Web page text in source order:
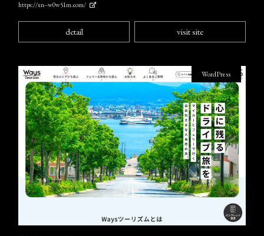
https://xn--w0w51m.com/
detail visit site
WordPress